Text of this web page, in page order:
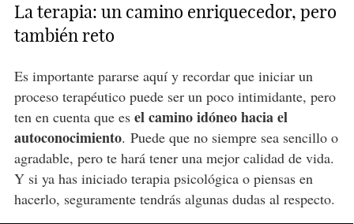
La terapia: un camino enriquecedor, pero
también reto
Es importante pararse aquí y recordar que iniciar un
proceso terapéutico puede ser un poco intimidante, pero
ten en cuenta que es el camino idóneo hacia el
autoconocimiento. Puede que no siempre sea sencillo o
agradable, pero te hará tener una mejor calidad de vida.
Y si ya has iniciado terapia psicológica o piensas en
hacerlo, seguramente tendrás algunas dudas al respecto.